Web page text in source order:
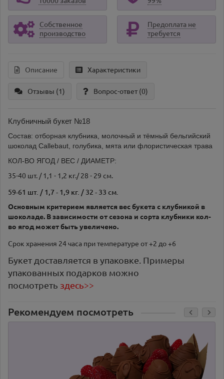
Собственное
производство
Предоплата не
требуется
Описание Характеристики
Отзывы (1) Вопрос-ответ(0)
Клубничный букет №18
Состав: отборная клубника, молочный и тёмный бельгийский
шоколад Callebaut, голубика, мята или флористическая трава
КОЛ-ВО ЯГОД / ВЕС / ДИАМЕТР:
35-40 шт. / 1,1 - 1,2 кг./ 28 - 29 см.
59-61 шт. / 1,7 - 1,9 кг. / 32 - 33 см.
Основным критерием является вес букета с клубникой в
шоколаде. В зависимости от сезона и сорта клубники кол-
во ягод может быть увеличено.
Срок хранения 24 часа при температуре от +2 до +6
Букет доставляется в упаковке. Примеры
упакованных подарков можно
посмотреть здесь>>
Рекомендуем посмотреть